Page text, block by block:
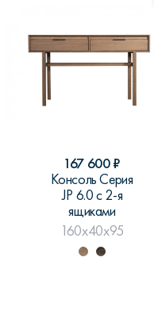
167 600₽
Консоль Серия
JP 6.0 с 2-я
ящиками
160x40x95